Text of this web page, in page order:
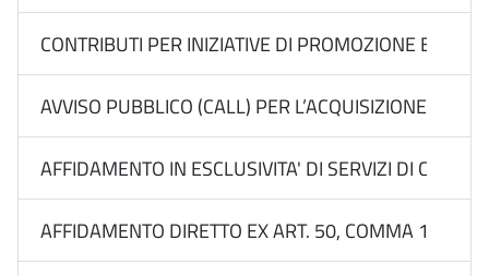
CONTRIBUTI PER INIZIATIVE DI PROMOZIONE E
AVVISO PUBBLICO (CALL) PER L’ACQUISIZIONE DI
AFFIDAMENTO IN ESCLUSIVITA' DI SERVIZI DI
AFFIDAMENTO DIRETTO EX ART. 50, COMMA 1,